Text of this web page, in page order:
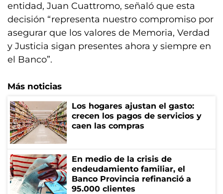
entidad, Juan Cuattromo, señaló que esta
decisión “representa nuestro compromiso por
asegurar que los valores de Memoria, Verdad
y Justicia sigan presentes ahora y siempre en
el Banco”.
Más noticias
Los hogares ajustan el gasto:
crecen los pagos de servicios y
caen las compras
En medio de la crisis de
endeudamiento familiar, el
Banco Provincia refinanció a
95.000 clientes